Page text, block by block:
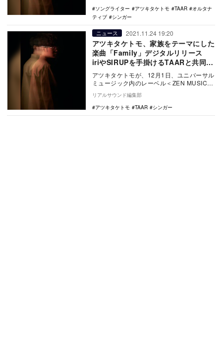
ソングライター
アツキタケトモ TAAR
オルタナ
ティブ
シンガー
ニュース 2021.11.24 19:20
アツキタケトモ、家族をテーマにした
楽曲「Family」デジタルリリース
iriやSIRUPを手掛けるTAARと共同編
曲
アツキタケトモが、12月1日、ユニバーサル
ミュージック内のレーベル＜ZEN MUSIC＞
より、Digital Single「Fa…
リアルサウンド編集部
アツキタケトモ
TAAR シンガー